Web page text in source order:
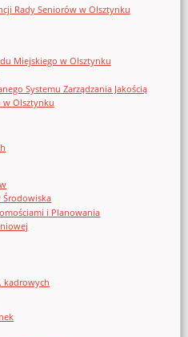
Rady Seniorów w Olsztynku
Miejskiego w Olsztynku
Systemu Zarządzania Jakością
w Olsztynku
Środowiska
i Planowania
kadrowych